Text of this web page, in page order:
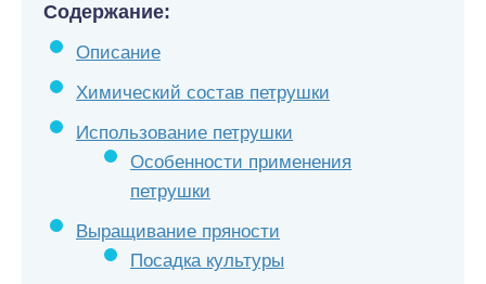
Содержание:
Описание
Химический состав петрушки
Использование петрушки
Особенности применения
петрушки
Выращивание пряности
Посадка культуры